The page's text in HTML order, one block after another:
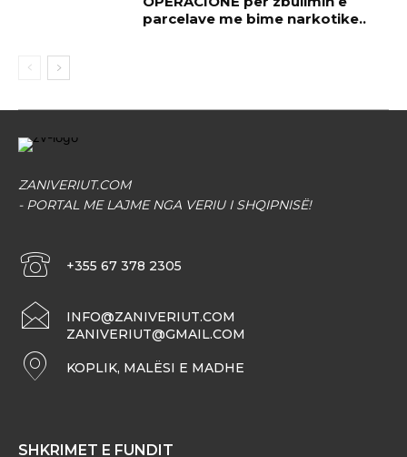
parcelave me bime narkotike..
ZANIVERIUT.COM
- PORTAL ME LAJME NGA VERIU I SHQIPNISË!
+355 67 378 2305
INFO@ZANIVERIUT.COM
ZANIVERIUT@GMAIL.COM
KOPLIK, MALËSI E MADHE
SHKRIMET E FUNDIT